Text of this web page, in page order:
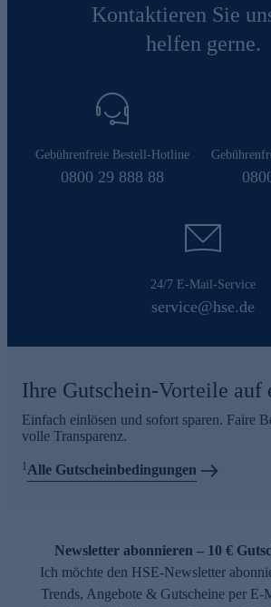
Kontaktieren Sie
helfen gerne.
Gebührenfreie Bestell-Hotline
0800 29 888 88
24/7 E-Mail-Service
service@hse.de
Ihre Gutschein-Vorteile auf
Einfach einlösen und sofort sparen. Faire
volle Transparenz.
1Alle Gutscheinbedingungen
Newsletter abonnieren – 10 €
Ich möchte den HSE-Newsletter
Trends, Angebote & Gutscheine per E-